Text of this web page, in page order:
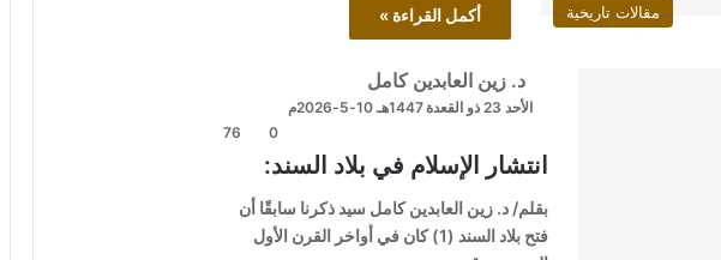
مقالات تاريخية أكمل القراءة »
د. زين العابدين كامل
الأحد 23 ذو القعدة 1447هـ 10-5-2026م
0
76
انتشار الإسلام في بلاد السند:
بقلم/ د. زين العابدين كامل سيد ذكرنا سابقًا أن
فتح بلاد السند (1) كان في أواخر القرن الأول